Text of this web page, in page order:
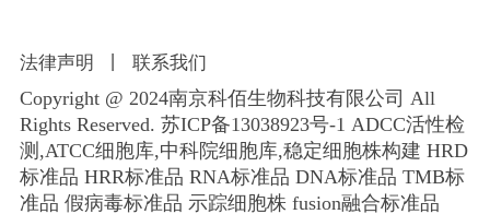
法律声明 联系我们
Copyright @ 2024南京科佰生物科技有限公司 All
Rights Reserved. 苏ICP备13038923号-1 ADCC活性检
测,ATCC细胞库,中科院细胞库,稳定细胞株构建 HRD
标准品 HRR标准品 RNA标准品 DNA标准品 TMB标
准品 假病毒标准品 示踪细胞株 fusion融合标准品